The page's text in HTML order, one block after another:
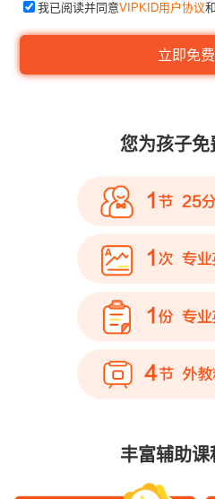
我已阅读并同意VIPKID用户协议和
您为孩子免
丰富辅助课